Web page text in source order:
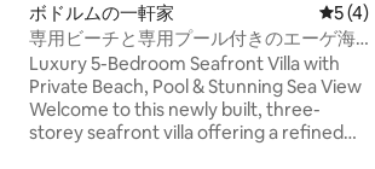
ボドルムの一軒家 レビ
5 (4)
専用ビーチと専用プール付きのエーゲ海
沿いのヴィラ
Luxury 5-Bedroom Seafront Villa with
Private Beach, Pool & Stunning Sea View
Welcome to this newly built, three-
storey seafront villa offering a refined